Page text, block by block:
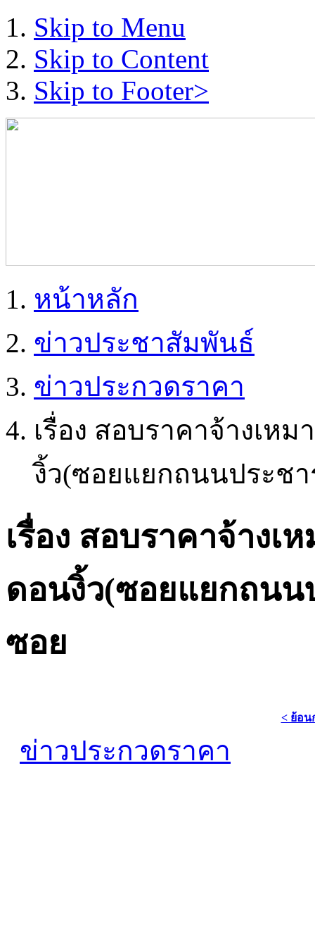
Skip to Menu
Skip to Content
Skip to Footer>
หน้าหลัก
ข่าวประชาสัมพันธ์
ข่าวประกวดราคา
เรื่อง สอบราคาจ้างเห
งิ้ว(ซอยแยกถนนประช
เรื่อง สอบราคาจ้างเ
ดอนงิ้ว(ซอยแยกถนน
ซอย
< ย้อน
ข่าวประกวดราคา